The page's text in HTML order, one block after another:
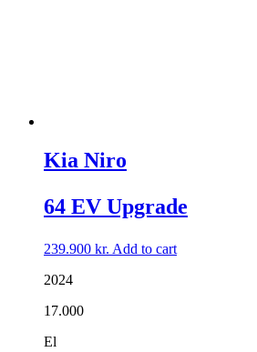
Kia Niro
64 EV Upgrade
239.900 kr. Add to cart
2024
17.000
El